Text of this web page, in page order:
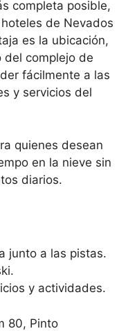
completa posible,
de Nevados
es la ubicación,
del complejo de
fácilmente a las
y servicios del
quienes desean
en la nieve sin
diarios.
junto a las pistas.
y actividades.
80, Pinto